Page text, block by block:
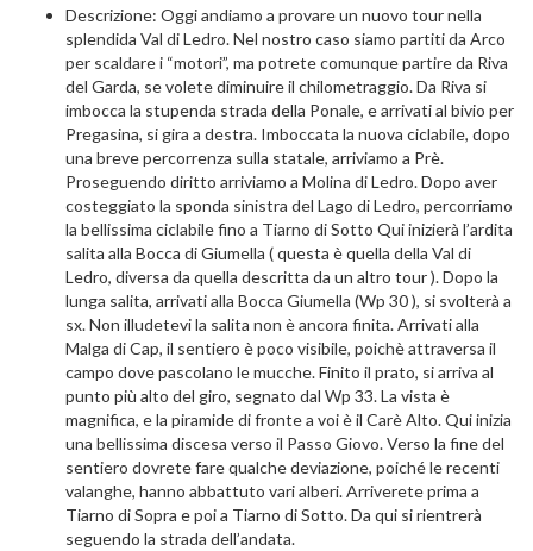
Descrizione: Oggi andiamo a provare un nuovo tour nella
splendida Val di Ledro. Nel nostro caso siamo partiti da Arco
per scaldare i “motori”, ma potrete comunque partire da Riva
del Garda, se volete diminuire il chilometraggio. Da Riva si
imbocca la stupenda strada della Ponale, e arrivati al bivio per
Pregasina, si gira a destra. Imboccata la nuova ciclabile, dopo
una breve percorrenza sulla statale, arriviamo a Prè.
Proseguendo diritto arriviamo a Molina di Ledro. Dopo aver
costeggiato la sponda sinistra del Lago di Ledro, percorriamo
la bellissima ciclabile fino a Tiarno di Sotto Qui inizierà l’ardita
salita alla Bocca di Giumella ( questa è quella della Val di
Ledro, diversa da quella descritta da un altro tour ). Dopo la
lunga salita, arrivati alla Bocca Giumella (Wp 30 ), si svolterà a
sx. Non illudetevi la salita non è ancora finita. Arrivati alla
Malga di Cap, il sentiero è poco visibile, poichè attraversa il
campo dove pascolano le mucche. Finito il prato, si arriva al
punto più alto del giro, segnato dal Wp 33. La vista è
magnifica, e la piramide di fronte a voi è il Carè Alto. Qui inizia
una bellissima discesa verso il Passo Giovo. Verso la fine del
sentiero dovrete fare qualche deviazione, poiché le recenti
valanghe, hanno abbattuto vari alberi. Arriverete prima a
Tiarno di Sopra e poi a Tiarno di Sotto. Da qui si rientrerà
seguendo la strada dell’andata.